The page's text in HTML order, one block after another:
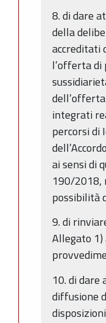
8. di dare
della
accreditati
l’offerta di
integrati
percorsi di
ai sensi di
190/2018,
possibilità
9. di
Allegato
10. di
diffusione